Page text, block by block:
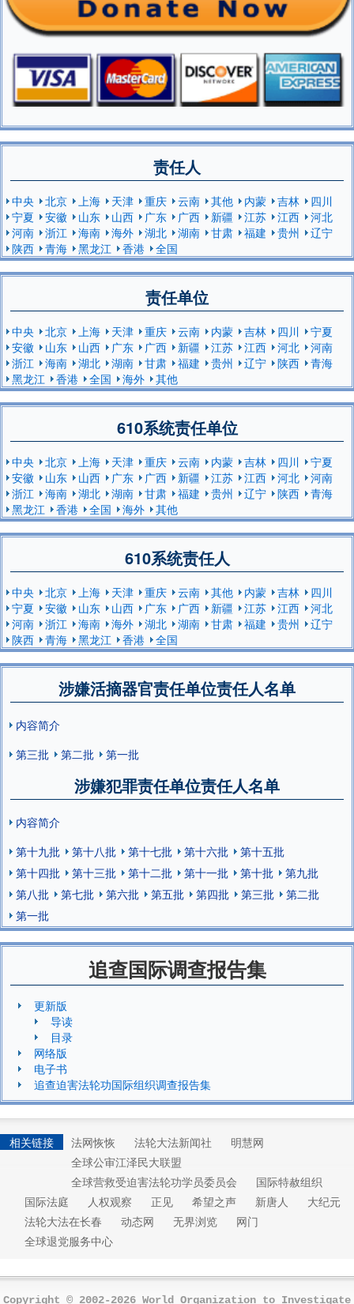
责任人
中央 北京 上海 天津 重庆 云南 其他 内蒙 吉林
四川
宁夏
安徽 山东 山西 广东 广西 新疆 江苏 江西
河北
河南
浙江 海南 海外 湖北 湖南 甘肃 福建 贵州
辽宁
陕西
青海 黑龙江 香港 全国
责任单位
中央 北京 上海 天津 重庆 云南 内蒙 吉林 四川
宁夏
安徽
山东 山西 广东 广西 新疆 江苏 江西 河北
河南
浙江
海南 湖北 湖南 甘肃 福建 贵州 辽宁 陕西
青海
黑龙江
香港 全国 海外 其他
610系统责任单位
中央 北京 上海 天津 重庆 云南 内蒙 吉林 四川
宁夏
安徽
山东 山西 广东 广西 新疆 江苏 江西 河北
河南
浙江
海南 湖北 湖南 甘肃 福建 贵州 辽宁 陕西
青海
黑龙江
香港 全国 海外 其他
610系统责任人
中央 北京 上海 天津 重庆 云南 其他 内蒙 吉林
四川
宁夏
安徽 山东 山西 广东 广西 新疆 江苏 江西
河北
河南
浙江 海南 海外 湖北 湖南 甘肃 福建 贵州
辽宁
陕西
青海 黑龙江 香港 全国
涉嫌活摘器官责任单位责任人名单
内容简介
第三批
第二批 第一批
涉嫌犯罪责任单位责任人名单
内容简介
第十九批
第十八批 第十七批 第十六批
第十五批
第十四批
第十三批 第十二批 第十一批 第十批
第九批
第八批
第七批 第六批 第五批 第四批 第三批
第二批
第一批
追查国际调查报告集
更新版
导读
目录
网络版
电子书
追查迫害法轮功国际组织调查报告集
相关链接 法网恢恢 法轮大法新闻社
明慧网
全球公审江泽民大联盟
全球营救受迫害法轮功学员委员会
国际特赦组织
国际法庭
人权观察 正见 希望之声 新唐人
大纪元
法轮大法在长春
动态网 无界浏览
网门
全球退党服务中心
Copyright © 2002-2026 World Organization to Investigate